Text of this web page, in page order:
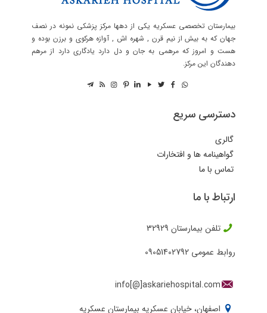
بیمارستان تخصصی عسکریه یکی از دهها مرکز پزشکی نمونه در نصف
جهان که به بیش از نیم قرن , شهره اش , آوازه هرکوی و برزن بوده و
هست و امروز که مرهمی به جان و دل دارد یادگاری دارد از مرهم
دهندگان این مرکز.
دسترسی سریع
گالری
گواهینامه ها و افتخارات
تماس با ما
ارتباط با ما
تلفن بیمارستان 32929
روابط عمومی 09051402792
info[@]askariehospital.com
اصفهان، خیابان عسکریه بیمارستان عسکریه